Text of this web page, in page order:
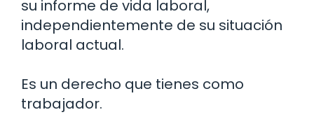
su informe de vida laboral,
independientemente de su situación
laboral actual.
Es un derecho que tienes como
trabajador.